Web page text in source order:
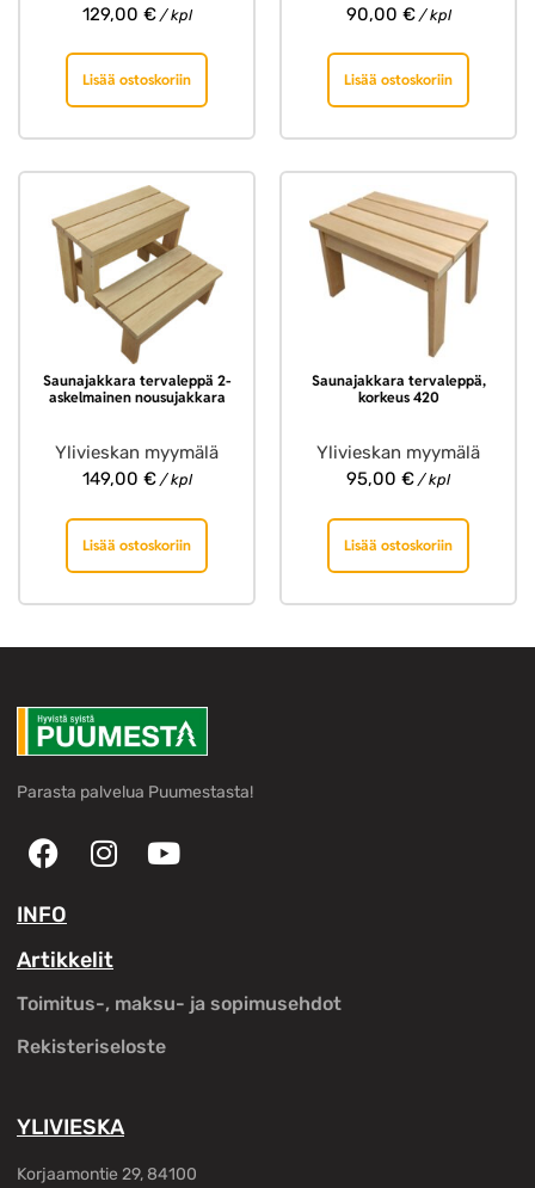
129,00 €/ kpl
Lisää ostoskoriin
90,00 €/ kpl
Lisää ostoskoriin
Saunajakkara tervaleppä 2-
askelmainen nousujakkara
Ylivieskan myymälä
149,00 €/ kpl
Lisää ostoskoriin
Saunajakkara tervaleppä,
korkeus 420
Ylivieskan myymälä
95,00 € / kpl
Lisää ostoskoriin
Parasta palvelua Puumestasta!
INFO
Artikkelit
Toimitus-, maksu- ja sopimusehdot
Rekisteriseloste
YLIVIESKA
Korjaamontie 29, 84100